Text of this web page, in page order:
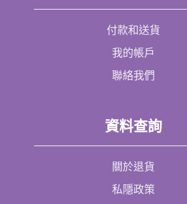
付款和送貨
我的帳戶
聯絡我們
資料查詢
關於退貨
私隱政策